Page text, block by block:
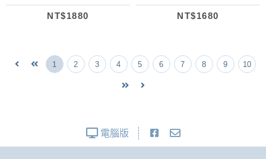
NT$1880 NT$1680
1 2 3 4 5 6 7 8 9 10
電腦版